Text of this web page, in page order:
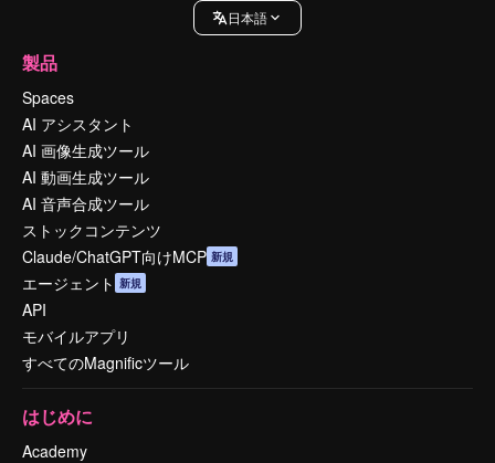
日本語
製品
Spaces
AI アシスタント
AI 画像生成ツール
AI 動画生成ツール
AI 音声合成ツール
ストックコンテンツ
Claude/ChatGPT向けMCP 新規
エージェント 新規
API
モバイルアプリ
すべてのMagnificツール
はじめに
Academy